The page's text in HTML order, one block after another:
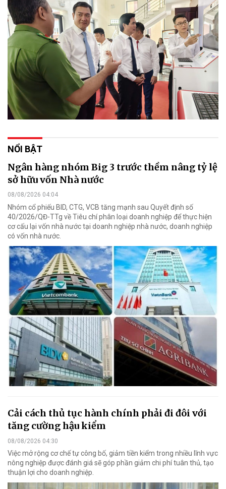
NỔI BẬT
Ngân hàng nhóm Big 3 trước thềm nâng tỷ lệ
sở hữu vốn Nhà nước
08/08/2026 04:04
Nhóm cổ phiếu BID, CTG, VCB tăng mạnh sau Quyết định số
40/2026/QĐ-TTg về Tiêu chí phân loại doanh nghiệp để thực hiện
cơ cấu lại vốn nhà nước tại doanh nghiệp nhà nước, doanh nghiệp
có vốn nhà nước.
Cải cách thủ tục hành chính phải đi đôi với
tăng cường hậu kiểm
08/08/2026 04:30
Việc mở rộng cơ chế tự công bố, giảm tiền kiểm trong nhiều lĩnh vực
nông nghiệp được đánh giá sẽ góp phần giảm chi phí tuân thủ, tạo
thuận lợi cho doanh nghiệp.